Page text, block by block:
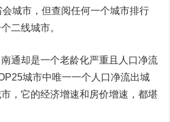
城市，但查阅任何一个城市排行
二线城市。
通却是一个老龄化严重且人口净流
城市中唯一一个人口净流出城
，它的经济增速和房价增速，都堪